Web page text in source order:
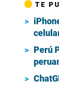
TE
Perú